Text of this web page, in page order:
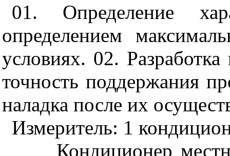
01. Определение
определением
условиях. 02.
точность поддержания
наладка после их
Измеритель: 1
Кондиционер